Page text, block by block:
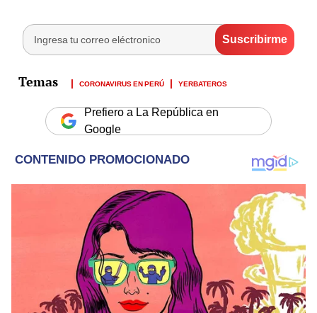
CORONAVIRUS EN PERÚ YERBATEROS
Prefiero a La República en
Google